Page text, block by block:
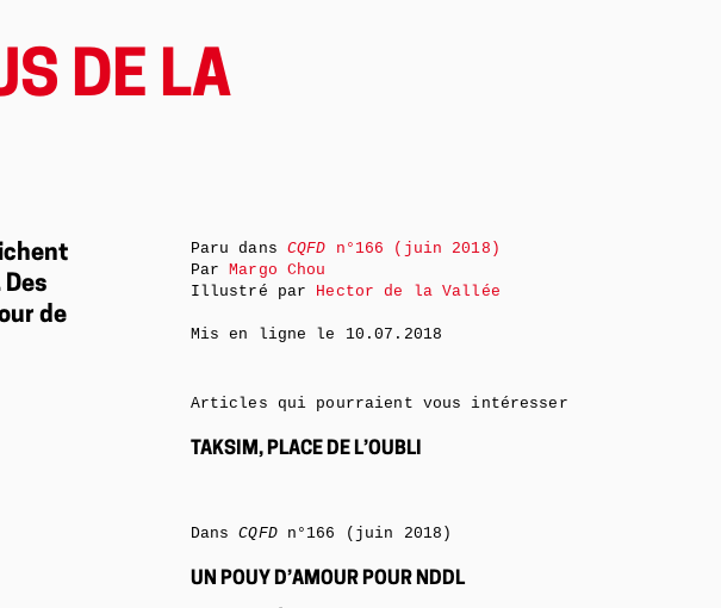
DE LA
de
Paru dans CQFD n°166 (juin 2018)
ParMargo Chou
Illustré par Hector de la Vallée
Mis en ligne le 10.07.2018
Articles qui pourraient vous intéresser
TAKSIM, PLACE DE L’OUBLI
DansCQFDn°166 (juin 2018)
UN POUY D’AMOUR POUR NDDL